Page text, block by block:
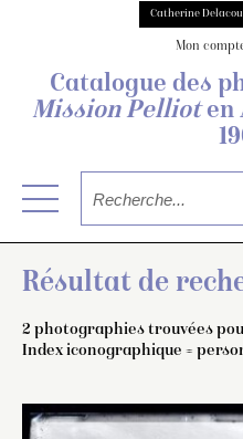
Catherine
Mon
Catalogue des
Mission Pellioten
Résultat de
2 photographies trouvées
Index iconographique =